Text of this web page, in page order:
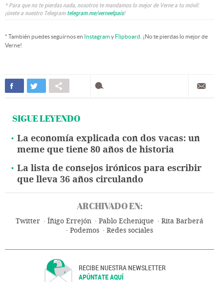
* Para que no te pierdas nada, nosotros te mandamos lo mejor de Verne a tu móvil:
¡únete a nuestro Telegramtelegram.me/verneelpais!
* También puedes seguirnos en Instagramy Flipboard . ¡No te pierdas lo mejor de
Verne!
SIGUE LEYENDO
La economía explicada con dos vacas: un
meme que tiene 80 años de historia
La lista de consejos irónicos para escribir
que lleva 36 años circulando
ARCHIVADO EN:
Twitter Íñigo Errejón Pablo Echenique
Rita Barberá
Podemos
Redes sociales
RECIBE NUESTRA NEWSLETTER
APÚNTATE AQUÍ